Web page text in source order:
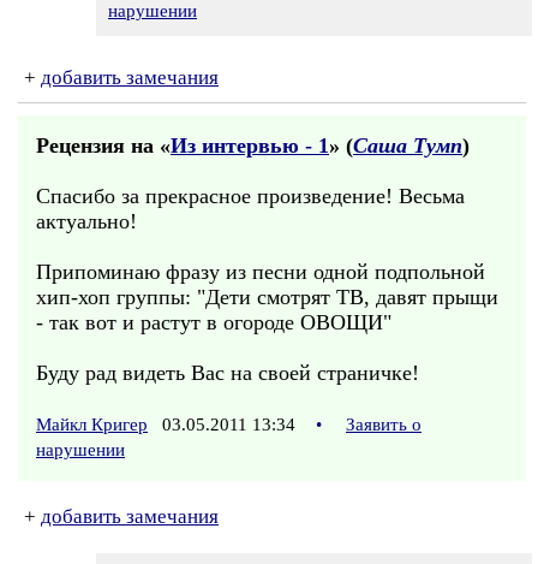
нарушении
+ добавить замечания
Рецензия на «Из интервью - 1» (Саша Тумп)
Спасибо за прекрасное произведение! Весьма
актуально!
Припоминаю фразу из песни одной подпольной
хип-хоп группы: "Дети смотрят ТВ, давят прыщи
- так вот и растут в огороде ОВОЩИ"
Буду рад видеть Вас на своей страничке!
Майкл Кригер 03.05.2011 13:34 •
Заявить о
нарушении
+ добавить замечания